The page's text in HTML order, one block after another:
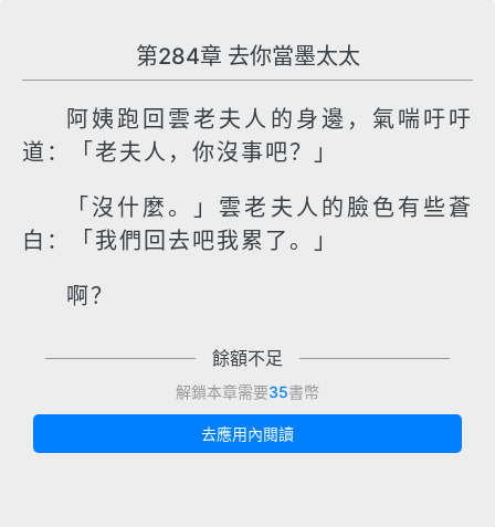
第284章 去你當墨太太
阿姨跑回雲老夫人的身邊，氣喘吁吁
道：「老夫人，你沒事吧？」
「沒什麼。」雲老夫人的臉色有些蒼
白：「我們回去吧我累了。」
啊？
餘額不足
解鎖本章需要35書幣
去應用內閱讀